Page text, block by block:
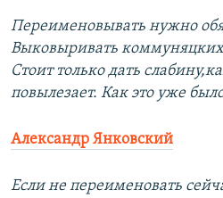
Переименовывать нужно
Выковыривать
Стоит только дать
повылезает. Как это уже
Александр Янковский
Если не переименовать